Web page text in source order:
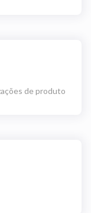
de produto